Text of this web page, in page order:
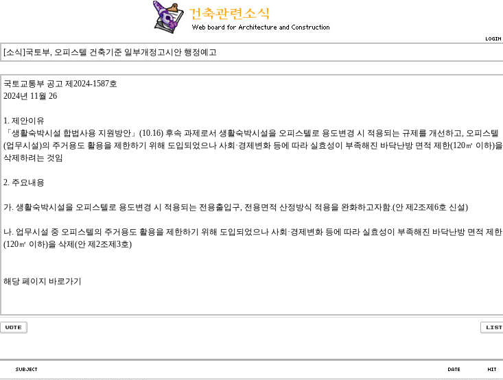
[소식]국토부, 오피스텔 건축기준 일부개정고시안 행정예고
국토교통부 공고 제2024-1587호
2024년 11월 26
1. 제안이유
「생활숙박시설 합법사용 지원방안」(10.16) 후속 과제로서 생활숙박시설을 오피스텔로 용도변경 시 적용되는 규제를 개선하고, 오피스텔
(업무시설)의 주거용도 활용을 제한하기 위해 도입되었으나 사회·경제변화 등에 따라 실효성이 부족해진 바닥난방 면적 제한(120㎡ 이하)을
삭제하려는 것임
2. 주요내용
가. 생활숙박시설을 오피스텔로 용도변경 시 적용되는 전용출입구, 전용면적 산정방식 적용을 완화하고자함.(안 제2조제6호 신설)
나. 업무시설 중 오피스텔의 주거용도 활용을 제한하기 위해 도입되었으나 사회·경제변화 등에 따라 실효성이 부족해진 바닥난방 면적 제한
(120㎡ 이하)을 삭제(안 제2조제3호)
해당 페이지 바로가기